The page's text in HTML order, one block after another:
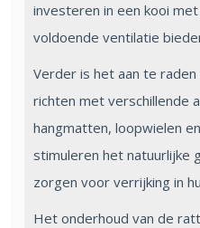
investeren in een kooi
voldoende ventilatie
Verder is het aan te
richten met verschillende
hangmatten, loopwielen
stimuleren het natuurlijke
zorgen voor verrijking in
Het onderhoud van de